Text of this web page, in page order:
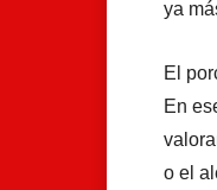
ya
El
En
o el